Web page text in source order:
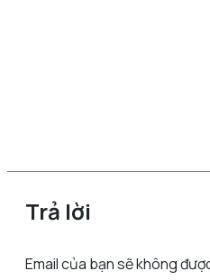
Trả lời
Email của bạn sẽ không